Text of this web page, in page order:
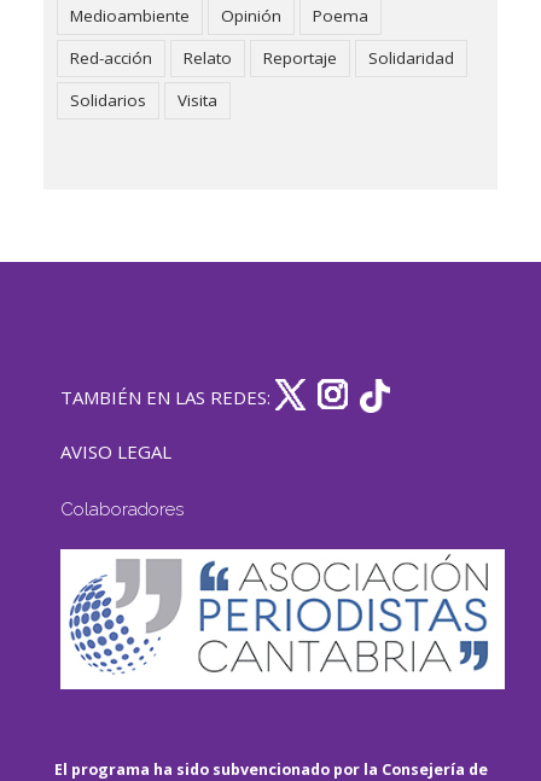
Medioambiente
Opinión
Poema
Red-acción
Relato Reportaje
Solidaridad
Solidarios
Visita
TAMBIÉN EN LAS REDES:
AVISO LEGAL
Colaboradores
El programa ha sido subvencionado por la Consejería de